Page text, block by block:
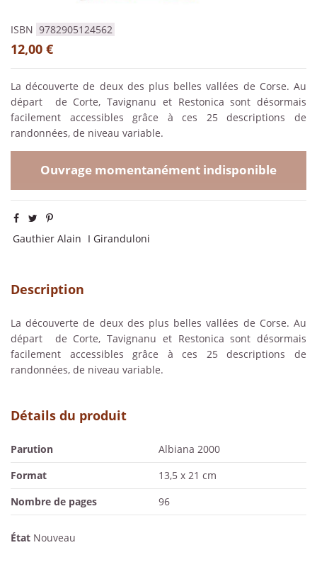
ISBN 9782905124562
12,00 €
La découverte de deux des plus belles vallées de Corse. Au
départ de Corte, Tavignanu et Restonica sont désormais
facilement accessibles grâce à ces 25 descriptions de
randonnées, de niveau variable.
Ouvrage momentanément indisponible
Gauthier Alain I Giranduloni
Description
La découverte de deux des plus belles vallées de Corse. Au
départ de Corte, Tavignanu et Restonica sont désormais
facilement accessibles grâce à ces 25 descriptions de
randonnées, de niveau variable.
Détails du produit
Parution
Albiana 2000
Format
13,5 x 21 cm
Nombre de pages
96
État Nouveau